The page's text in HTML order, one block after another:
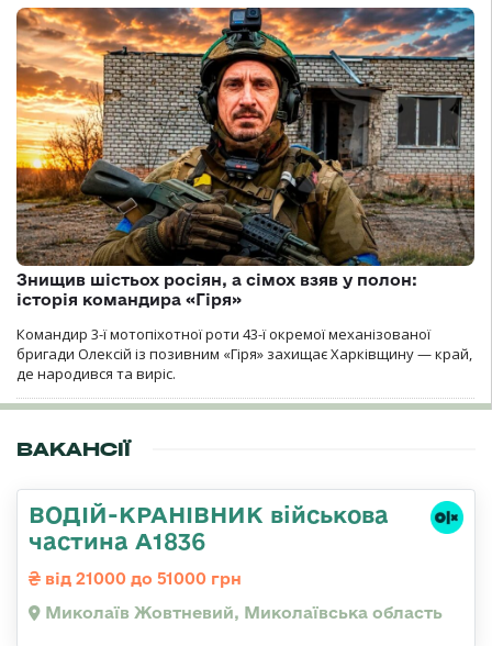
Знищив шістьох росіян, а сімох взяв у полон:
історія командира «Гіря»
Командир 3-ї мотопіхотної роти 43-ї окремої механізованої
бригади Олексій із позивним «Гіря» захищає Харківщину — край,
де народився та виріс.
ВАКАНСІЇ
ВОДІЙ-КРАНІВНИК військова
частина А1836
від 21000 до 51000 грн
Миколаїв Жовтневий, Миколаївська область